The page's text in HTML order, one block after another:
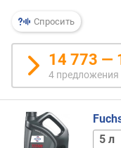
и
й
ъ
е
м
Спросить
14 773 —
4 предложения
1 л